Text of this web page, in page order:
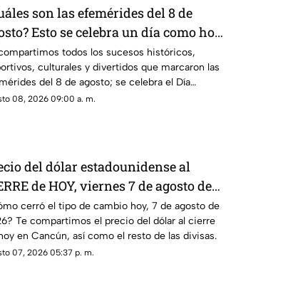
son las efemérides del 8 de
Esto se celebra un día como hoy
y el mundo
todos los sucesos históricos,
culturales y divertidos que marcaron las
del 8 de agosto; se celebra el Día
de los Gatos.
08, 2026 09:00 a. m.
del dólar estadounidense al
de HOY, viernes 7 de agosto de
en Cancún
cerró el tipo de cambio hoy, 7 de agosto de
Te compartimos el precio del dólar al cierre
en Cancún, así como el resto de las divisas.
07, 2026 05:37 p. m.